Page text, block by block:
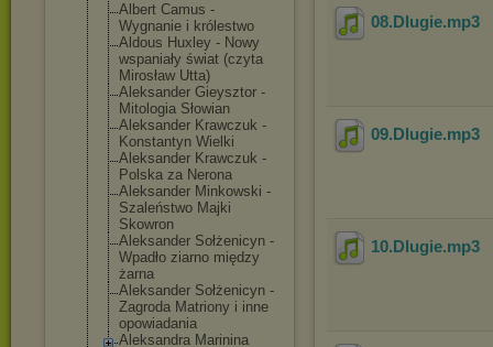
Albert Camus -
Wygnanie i królestwo
Aldous Huxley - Nowy
wspaniały świat (czyta
Mirosław Utta)
Aleksander Gieysztor -
Mitologia Słowian
Aleksander Krawczuk -
Konstantyn Wielki
Aleksander Krawczuk -
Polska za Nerona
Aleksander Minkowski -
Szaleństwo Majki
Skowron
Aleksander Sołżenicyn -
Wpadło ziarno między
żarna
Aleksander Sołżenicyn -
Zagroda Matriony i inne
opowiadania
Aleksandra Marinina
08.Dlugie.mp3
09.Dlugie.mp3
10.Dlugie.mp3